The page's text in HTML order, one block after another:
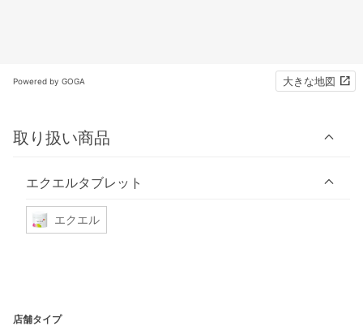
Powered by GOGA 大きな地図
取り扱い商品
エクエルタブレット
エクエル
店舗タイプ